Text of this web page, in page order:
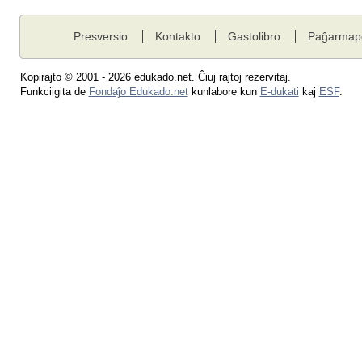
Presversio Kontakto Gastolibro
Kopirajto © 2001 - 2026 edukado.net. Ĉiuj rajtoj rezervitaj.
Funkciigita de Fondaĵo Edukado.netkunlabore kun E-dukati kaj ESF.